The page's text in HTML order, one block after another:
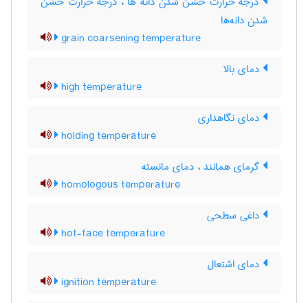
شدن دانه‌ها
grain coarsening temperature
دمای بالا
high temperature
دمای نگاهداری
holding temperature
گرمای همانند ، دمای مانسته
homologous temperature
داغی سطحی
hot-face temperature
دمای اشتعال
ignition temperature